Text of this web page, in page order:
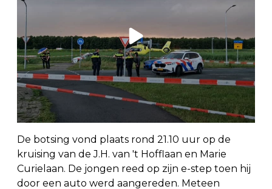
De botsing vond plaats rond 21.10 uur op de
kruising van de J.H. van 't Hofflaan en Marie
Curielaan. De jongen reed op zijn e-step toen hij
door een auto werd aangereden. Meteen